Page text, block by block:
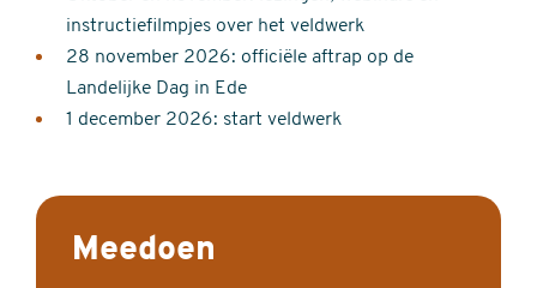
instructiefilmpjes over het veldwerk
28 november 2026: officiële aftrap op de
Landelijke Dag in Ede
1 december 2026: start veldwerk
Meedoen